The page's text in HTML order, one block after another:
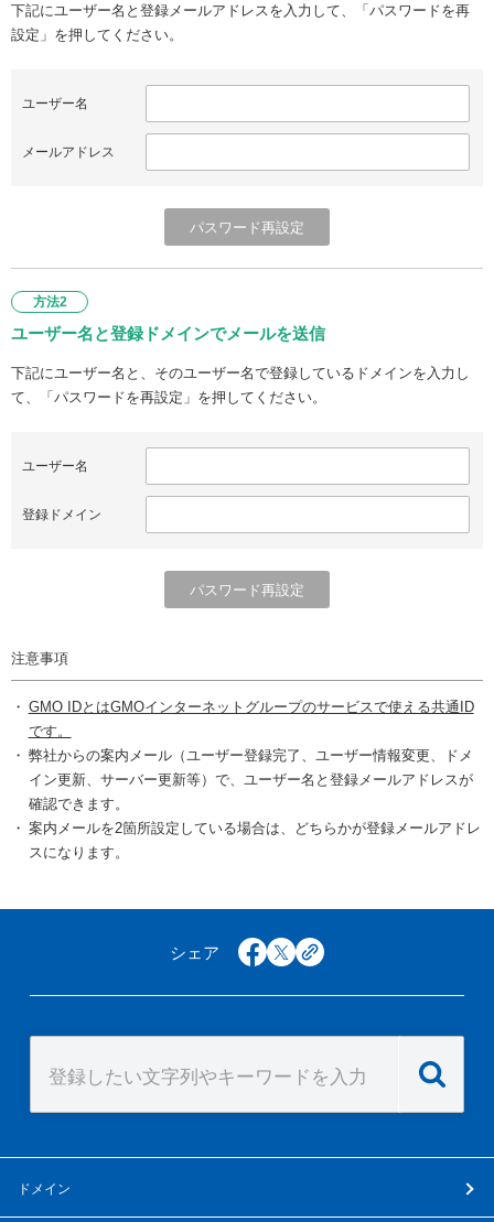
下記にユーザー名と登録メールアドレスを入力して、「パスワードを再
設定」を押してください。
ユーザー名
メールアドレス
方法2
ユーザー名と登録ドメインでメールを送信
下記にユーザー名と、そのユーザー名で登録しているドメインを入力し
て、「パスワードを再設定」を押してください。
ユーザー名
登録ドメイン
注意事項
GMO IDとはGMOインターネットグループのサービスで使える共通ID
です。
弊社からの案内メール（ユーザー登録完了、ユーザー情報変更、ドメ
イン更新、サーバー更新等）で、ユーザー名と登録メールアドレスが
確認できます。
案内メールを2箇所設定している場合は、どちらかが登録メールアドレ
スになります。
シェア facebook
x copy
ドメイン